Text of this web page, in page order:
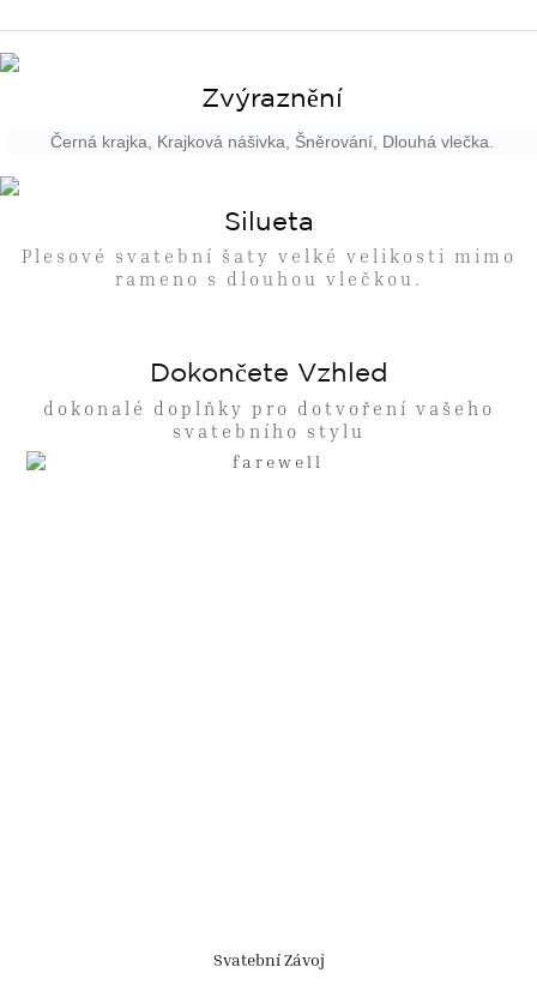
Zvýraznění
Černá krajka, Krajková nášivka, Šněrování, Dlouhá vlečka.
Silueta
Plesové svatební šaty velké velikosti mimo
rameno s dlouhou vlečkou.
Dokončete Vzhled
dokonalé doplňky pro dotvoření vašeho
svatebního stylu
Svatební Závoj